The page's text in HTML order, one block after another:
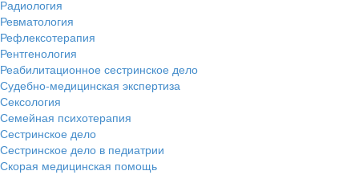
Радиология
Ревматология
Рефлексотерапия
Рентгенология
Реабилитационное сестринское дело
Судебно-медицинская экспертиза
Сексология
Семейная психотерапия
Сестринское дело
Сестринское дело в педиатрии
Скорая медицинская помощь